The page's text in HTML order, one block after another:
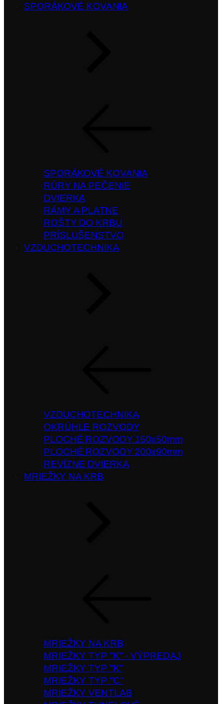
SPORÁKOVÉ KOVANIA
SPORÁKOVÉ KOVANIA
RÚRY NA PEČENIE
DVIERKA
RÁMY A PLATNE
ROŠTY DO KRBU
PRÍSLUŠENSTVO
VZDUCHOTECHNIKA
VZDUCHOTECHNIKA
OKRÚHLE ROZVODY
PLOCHÉ ROZVODY 150x50mm
PLOCHÉ ROZVODY 200x90mm
REVÍZNE DVIERKA
MRIEŽKY NA KRB
MRIEŽKY NA KRB
MRIEŽKY TYP "K" - VÝPREDAJ
MRIEŽKY TYP "K"
MRIEŽKY TYP "C"
MRIEŽKY VENTLAB